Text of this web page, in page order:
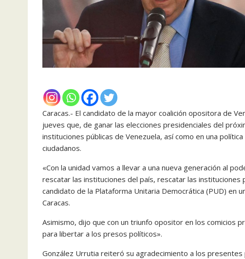
Caracas.- El candidato de la mayor coalición opositora de
jueves que, de ganar las elecciones presidenciales del
instituciones públicas de Venezuela, así como en una
ciudadanos.
«Con la unidad vamos a llevar a una nueva generación al
rescatar las instituciones del país, rescatar las instituciones
candidato de la Plataforma Unitaria Democrática (PUD) en
Caracas.
Asimismo, dijo que con un triunfo opositor en los comicios
para libertar a los presos políticos».
González Urrutia reiteró su agradecimiento a los